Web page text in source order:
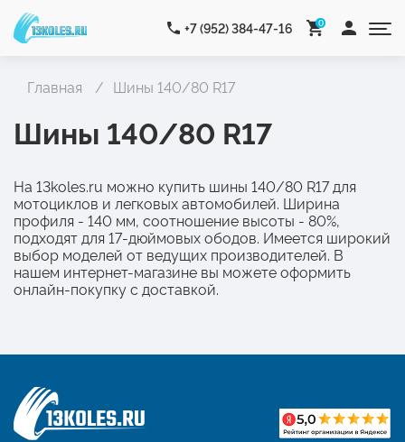
+7 (952) 384-47-16 0
Главная Шины 140/80 R17
Шины 140/80 R17
На 13koles.ru можно купить шины 140/80 R17 для
мотоциклов и легковых автомобилей. Ширина
профиля - 140 мм, соотношение высоты - 80%,
подходят для 17-дюймовых ободов. Имеется широкий
выбор моделей от ведущих производителей. В
нашем интернет-магазине вы можете оформить
онлайн-покупку с доставкой.